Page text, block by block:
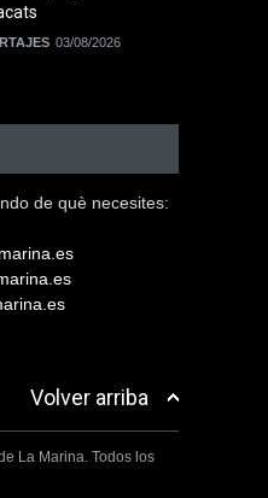
03/08/2026
de què necesites:
Volver arriba
La Marina. Todos los